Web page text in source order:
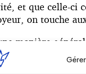
et que celle-
on touche
manière
en urgence
des conditions